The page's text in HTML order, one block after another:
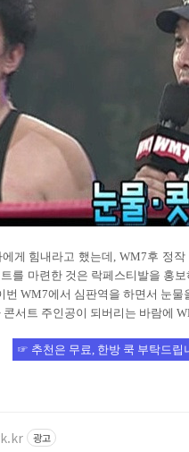
게 힘내라고 했는데, WM7후 정
를 마련한 것은 락페스티발을 홍
번 WM7에서 심판역을 하면서 눈
콘서트 주인공이 되버리는 바람에
☞ 추천은 무료, 한방 쿡 부탁드립
광고